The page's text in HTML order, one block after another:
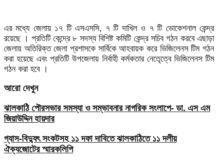
এর মধ্যে জেলায় ১৭ টি এসএসসি, ৭ টি দাখিল ও ৭ টি ভোকেশনাল কেন্দ্র
রয়েছে । প্রতিটি কেন্দ্রে ৮ সদস্য বিশিষ্ট কমিটি কেন্দ্র সচিব গঠন করবে এছাড়া
জেলায় অতিরিক্ত জেলা প্রশাসকে সার্বিকে আহবায়ক করে ভিজিলেনস টিম গঠন
করা হয়েছে এবং প্রতিটি উপজেলায় নির্বাহী কর্মকতার নেতেৃত্বে ভিজিলেনস টিম
গঠন করা হবে ।
আরো দেখুন
ঝালকাঠি পৌরসভার সমস্যা ও সম্ভাবনার নাগরিক সংলাপে- ডা. এস এম
জিয়াউদ্দিন হায়দার
গ্যাস-বিদ্যুৎ সংকটসহ ১১ দফা দাবিতে ঝালকাঠিতে ১১ দলীয়
ঐক্যজোটের স্মারকলিপি